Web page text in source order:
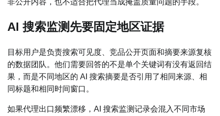
非公开内容，也不适合把代理当成掩盖质量问题的手段。
AI 搜索监测先要固定地区证据
目标用户是负责搜索可见度、竞品公开页面和摘要来源复核
的数据团队。他们需要回答的不是单个关键词有没有返回结
果，而是不同地区的 AI 搜索摘要是否引用了相同来源、相
同标题和相同时间窗口。
如果代理出口频繁漂移，AI 搜索监测记录会混入不同市场